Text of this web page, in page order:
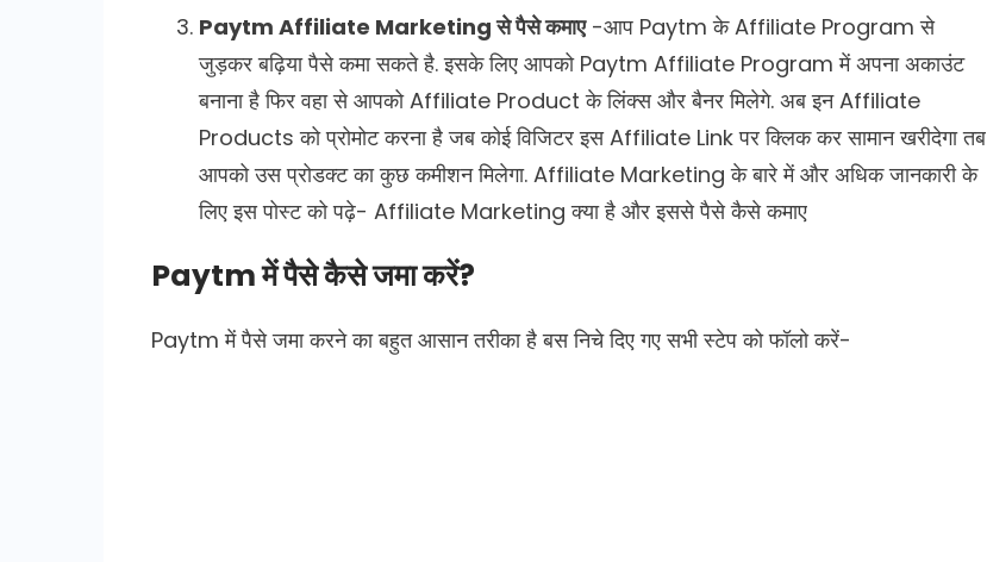
Paytm Affiliate Marketing से पैसे कमाए-आप Paytm के Affiliate Program से
जुड़कर बढ़िया पैसे कमा सकते है. इसके लिए आपको Paytm Affiliate Program में अपना अकाउंट
बनाना है फिर वहा से आपको Affiliate Product के लिंक्स और बैनर मिलेगे. अब इन Affiliate
Products को प्रोमोट करना है जब कोई विजिटर इस Affiliate Link पर क्लिक कर सामान खरीदेगा तब
आपको उस प्रोडक्ट का कुछ कमीशन मिलेगा. Affiliate Marketing के बारे में और अधिक जानकारी के
लिए इस पोस्ट को पढ़े- Affiliate Marketing क्या है और इससे पैसे कैसे कमाए
Paytm में पैसे कैसे जमा करें?
Paytm में पैसे जमा करने का बहुत आसान तरीका है बस निचे दिए गए सभी स्टेप को फॉलो करें-